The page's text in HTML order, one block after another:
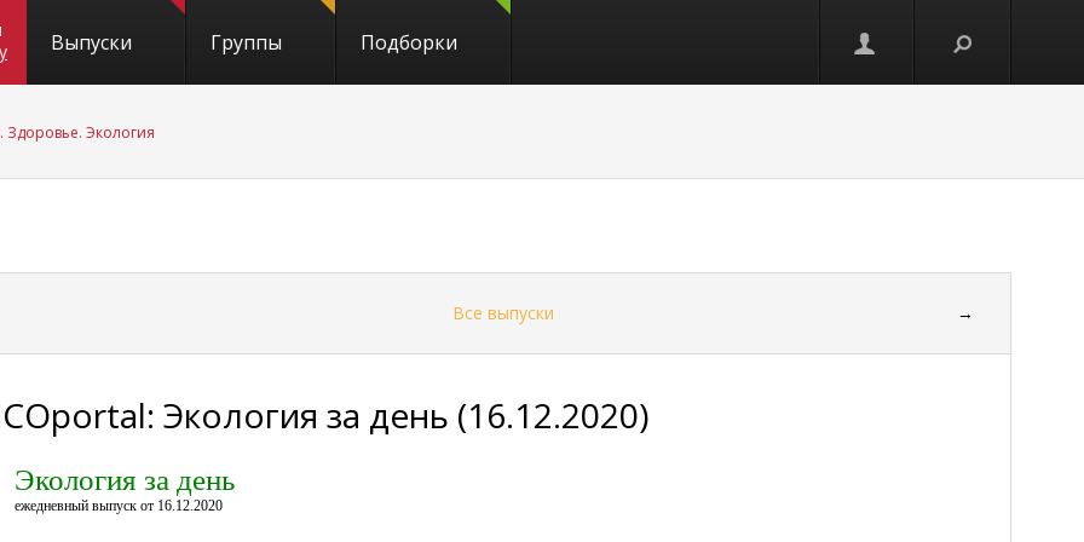
Выпуски Группы Подборки
Здоровье. Экология
Все выпуски →
Экология за день (16.12.2020)
Экология за день
ежедневный выпуск от 16.12.2020